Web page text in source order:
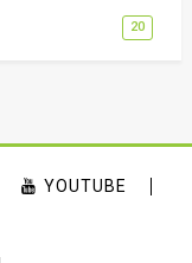
20
YOUTUBE